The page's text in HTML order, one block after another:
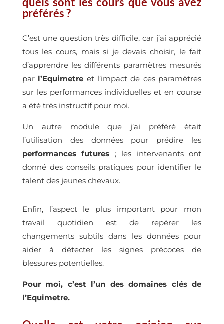
préférés ?
C’est une question très difficile, car j’ai apprécié
tous les cours, mais si je devais choisir, le fait
d’apprendre les différents paramètres mesurés
par l’Equimetre et l’impact de ces paramètres
sur les performances individuelles et en course
a été très instructif pour moi.
Un autre module que j’ai préféré était
l’utilisation des données pour prédire les
performances futures ; les intervenants ont
donné des conseils pratiques pour identifier le
talent des jeunes chevaux.
Enfin, l’aspect le plus important pour mon
travail quotidien est de repérer les
changements subtils dans les données pour
aider à détecter les signes précoces de
blessures potentielles.
Pour moi, c’est l’un des domaines clés de
l’Equimetre.